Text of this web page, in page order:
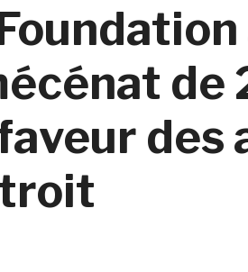
de
des